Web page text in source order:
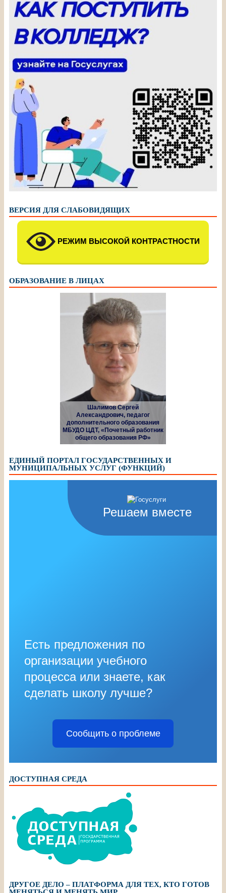
ВЕРСИЯ ДЛЯ СЛАБОВИДЯЩИХ
РЕЖИМ ВЫСОКОЙ КОНТРАСТНОСТИ
ОБРАЗОВАНИЕ В ЛИЦАХ
Шалимов Сергей
Александрович, педагог
дополнительного образования
МБУДО ЦДТ, «Почетный работник
общего образования РФ»
ЕДИНЫЙ ПОРТАЛ ГОСУДАРСТВЕННЫХ И
МУНИЦИПАЛЬНЫХ УСЛУГ (ФУНКЦИЙ)
Решаем вместе
Есть предложения по
организации учебного
процесса или знаете, как
сделать школу лучше?
Сообщить о проблеме
ДОСТУПНАЯ СРЕДА
ДРУГОЕ ДЕЛО – ПЛАТФОРМА ДЛЯ ТЕХ, КТО ГОТОВ